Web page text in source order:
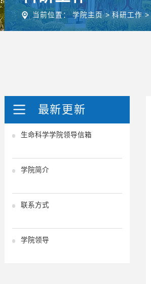
当前位置： 学院主页 > 科研工作 >
最新更新
生命科学学院领导信箱
学院简介
联系方式
学院领导